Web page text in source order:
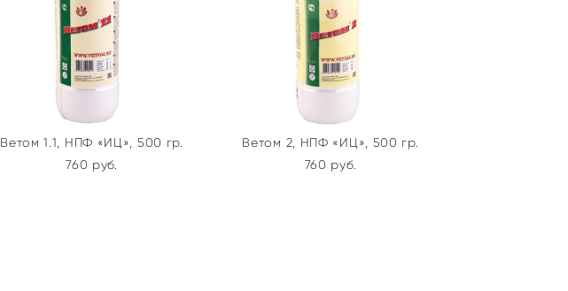
Ветом 1.1, НПФ «ИЦ», 500 гр.
760 pуб.
Ветом 2, НПФ «ИЦ», 500 гр.
760 pуб.